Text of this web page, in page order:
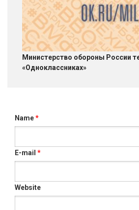
Министерство обороны России
«Одноклассниках»
Name*
E-mail *
Website